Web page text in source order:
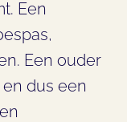
Een
Een ouder
dus een